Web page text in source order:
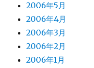
2006年5月
2006年4月
2006年3月
2006年2月
2006年1月